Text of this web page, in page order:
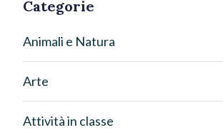
Categorie
Animali e Natura
Arte
Attività in classe